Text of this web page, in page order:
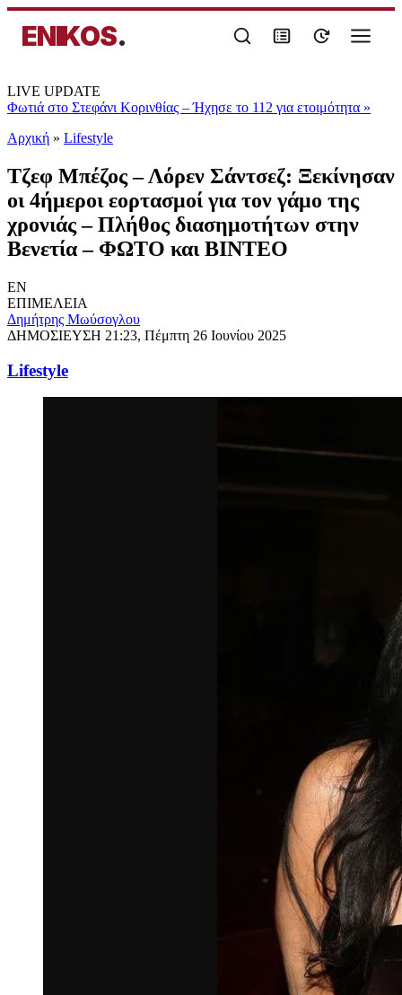
ENIKOS.
LIVE UPDATE
Φωτιά στο Στεφάνι Κορινθίας – Ήχησε το 112 για ετοιμότητα »
Αρχική » Lifestyle
Τζεφ Μπέζος – Λόρεν Σάντσεζ: Ξεκίνησαν
οι 4ήμεροι εορτασμοί για τον γάμο της
χρονιάς – Πλήθος διασημοτήτων στην
Βενετία – ΦΩΤΟ και ΒΙΝΤΕΟ
EN
ΕΠΙΜΕΛΕΙΑ
Δημήτρης Μωύσογλου
ΔΗΜΟΣΙΕΥΣΗ 21:23, Πέμπτη 26 Ιουνίου 2025
Lifestyle